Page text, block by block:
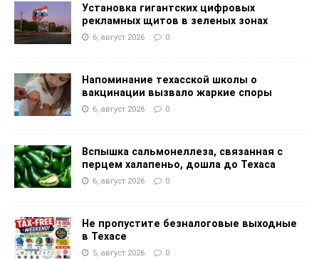
Установка гигантских цифровых
рекламных щитов в зеленых зонах
6, август 2026 0
Напоминание техасской школы о
вакцинации вызвало жаркие споры
6, август 2026 0
Вспышка сальмонеллеза, связанная с
перцем халапеньо, дошла до Техаса
6, август 2026 0
Не пропустите безналоговые выходные
в Техасе
5, август 2026 0